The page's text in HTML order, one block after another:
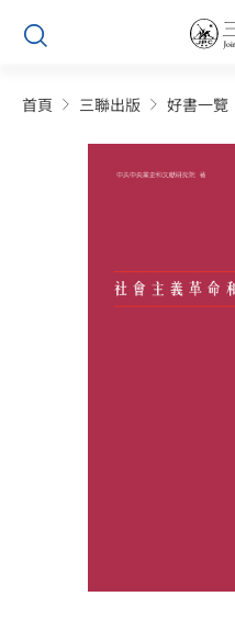
Skip
content
首頁 三聯出版 好書一覽